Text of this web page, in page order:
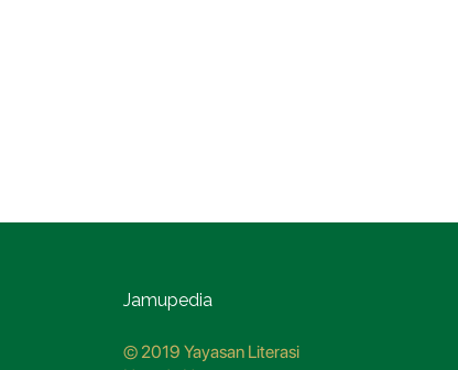
Jamupedia
© 2019 Yayasan Literasi